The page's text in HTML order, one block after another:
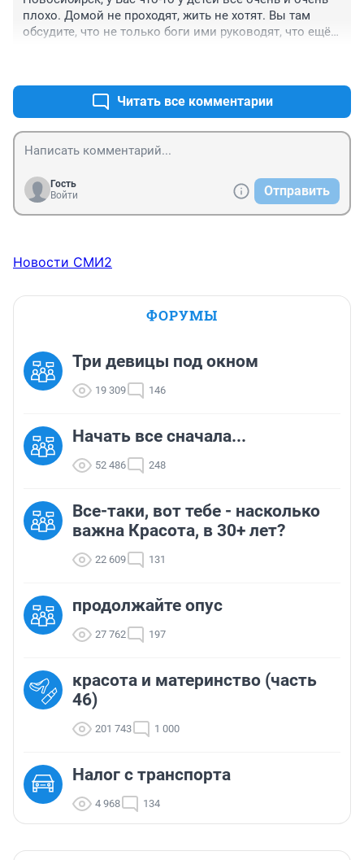
плохо. Домой не проходят, жить не хотят. Вы там
обсудите, что не только боги ими руководят, что ещё
Читать все комментарии
Гость
Войти
Отправить
Новости СМИ2
ФОРУМЫ
Три девицы под окном
19 309 146
Начать все сначала...
52 486 248
Все-таки, вот тебе - насколько
важна Красота, в 30+ лет?
22 609 131
продолжайте опус
27 762 197
красота и материнство (часть
46)
201 743 1 000
Налог с транспорта
4 968 134